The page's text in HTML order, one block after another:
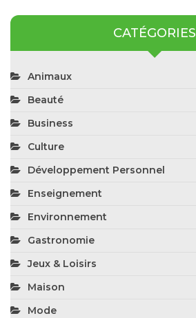
CATÉGORIES
Animaux
Beauté
Business
Culture
Développement Personnel
Enseignement
Environnement
Gastronomie
Jeux & Loisirs
Maison
Mode